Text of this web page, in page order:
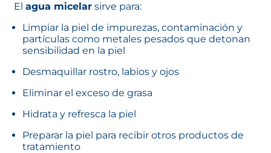
El agua micelar sirve para:
Limpiar la piel de impurezas, contaminación y
partículas como metales pesados que detonan
sensibilidad en la piel
Desmaquillar rostro, labios y ojos
Eliminar el exceso de grasa
Hidrata y refresca la piel
Preparar la piel para recibir otros productos de
tratamiento